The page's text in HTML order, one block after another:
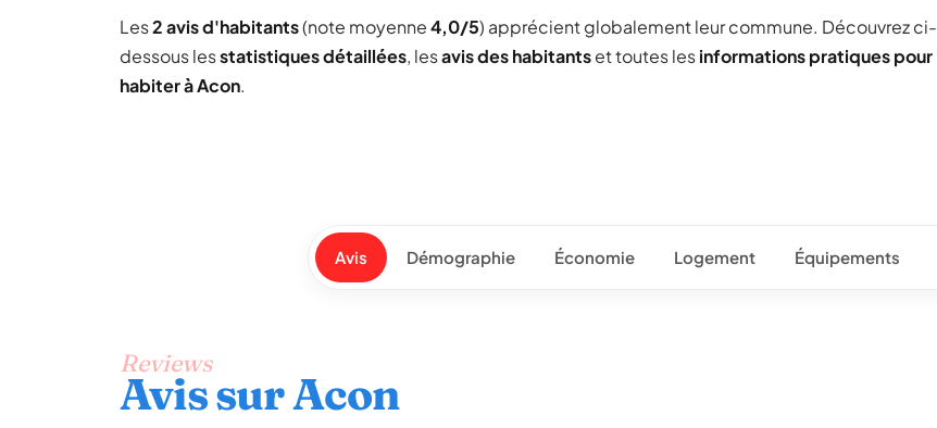
Les2 avis d'habitants(note moyenne4,0/5) apprécient globalement leur commune. Découvrez ci-
dessous lesstatistiques détaillées, lesavis des habitantset toutes lesinformations pratiques pour
habiter à Acon.
Avis Démographie Économie Logement Équipements
Reviews
Avis sur Acon